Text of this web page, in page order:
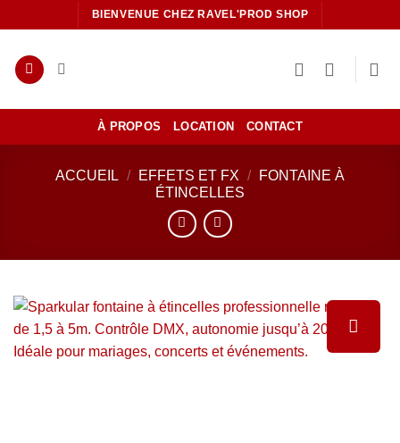
au
contenu
BIENVENUE CHEZ RAVEL'PROD SHOP
À PROPOS LOCATION CONTACT
ACCUEIL / EFFETS ET FX /
FONTAINE À
ÉTINCELLES